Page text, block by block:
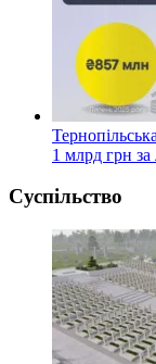
1 млрд грн
Суспільство